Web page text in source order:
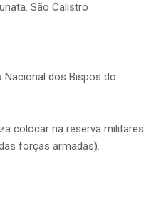
São Calistro
Nacional dos Bispos do
colocar na reserva militares
forças armadas).